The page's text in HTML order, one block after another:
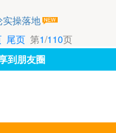
实操落地
尾页第1/110页
到朋友圈